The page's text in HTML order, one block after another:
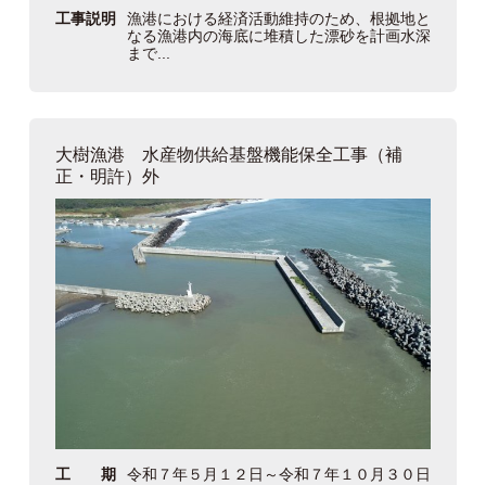
工事説明
漁港における経済活動維持のため、根拠地と
なる漁港内の海底に堆積した漂砂を計画水深
まで...
大樹漁港 水産物供給基盤機能保全工事（補
正・明許）外
工 期
令和７年５月１２日～令和７年１０月３０日